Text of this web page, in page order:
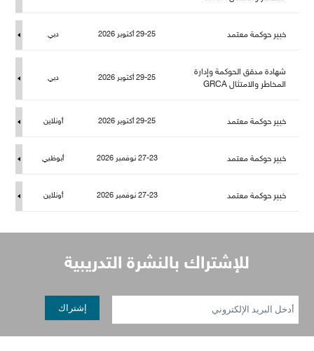
خبير حوكمة معتمد 29-25 أكتوبر 2026 دبي
شهادة مدقق الحوكمة وإدارة
المخاطر والامتثال GRCA
29-25 أكتوبر 2026 دبي
خبير حوكمة معتمد 29-25 أكتوبر 2026 أونلاين
خبير حوكمة معتمد 27-23 نوفمبر 2026 أبوظبي
خبير حوكمة معتمد 27-23 نوفمبر 2026 أونلاين
إشتراك بالنشرة التدريبية